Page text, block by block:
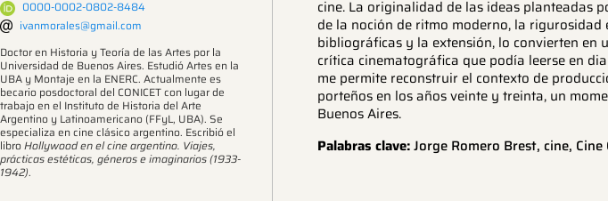
0000-0002-0802-8484
ivanmorales@gmail.com
Doctor en Historia y Teoría de las Artes por la
Universidad de Buenos Aires. Estudió Artes en la
UBA y Montaje en la ENERC. Actualmente es
becario posdoctoral del CONICET con lugar de
trabajo en el Instituto de Historia del Arte
Argentino y Latinoamericano (FFyL, UBA). Se
especializa en cine clásico argentino. Escribió el
libroHollywood en el cine argentino. Viajes,
prácticas estéticas, géneros e imaginarios (1933-
1942).
cine. La originalidad de las ideas planteadas
de la noción de ritmo moderno, la
bibliográficas y la extensión, lo convierten en
crítica cinematográfica que podía leerse en
me permite reconstruir el contexto de
porteños en los años veinte y treinta, un
Buenos Aires.
Palabras clave:Jorge Romero Brest, cine,